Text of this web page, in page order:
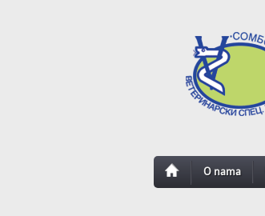
O nama